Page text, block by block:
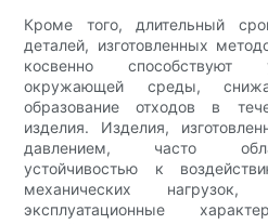
Кроме того, длительный
деталей, изготовленных
косвенно способствуют
окружающей среды,
образование отходов в
изделия. Изделия,
давлением, часто
устойчивостью к
механических
эксплуатационные